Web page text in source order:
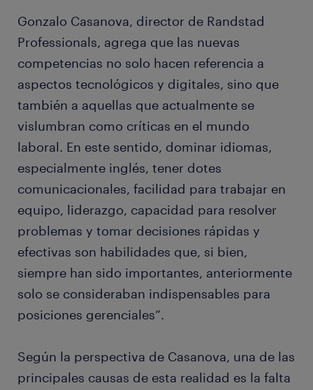
Gonzalo Casanova, director de Randstad
Professionals, agrega que las nuevas
competencias no solo hacen referencia a
aspectos tecnológicos y digitales, sino que
también a aquellas que actualmente se
vislumbran como críticas en el mundo
laboral. En este sentido, dominar idiomas,
especialmente inglés, tener dotes
comunicacionales, facilidad para trabajar en
equipo, liderazgo, capacidad para resolver
problemas y tomar decisiones rápidas y
efectivas son habilidades que, si bien,
siempre han sido importantes, anteriormente
solo se consideraban indispensables para
posiciones gerenciales”.
Según la perspectiva de Casanova, una de las
principales causas de esta realidad es la falta